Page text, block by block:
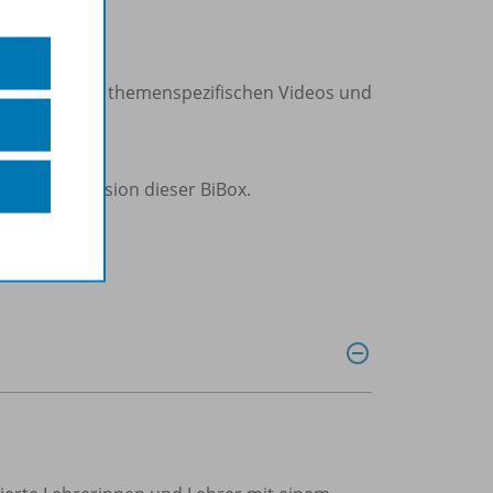
mit themenspezifischen Videos und
Demoversion dieser BiBox.